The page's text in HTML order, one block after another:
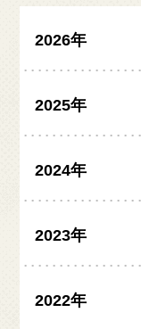
2026年
2025年
2024年
2023年
2022年